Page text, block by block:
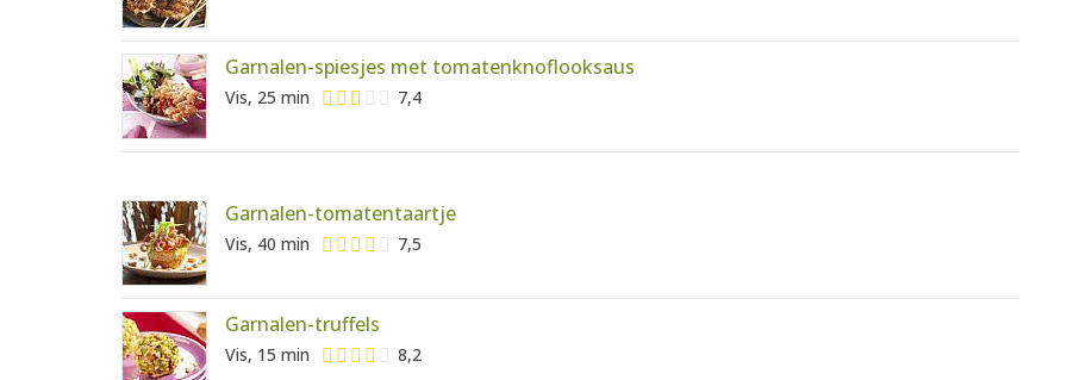
Garnalen-spiesjes met tomatenknoflooksaus
Vis, 25 min 7,4
Garnalen-tomatentaartje
Vis, 40 min 7,5
Garnalen-truffels
Vis, 15 min 8,2